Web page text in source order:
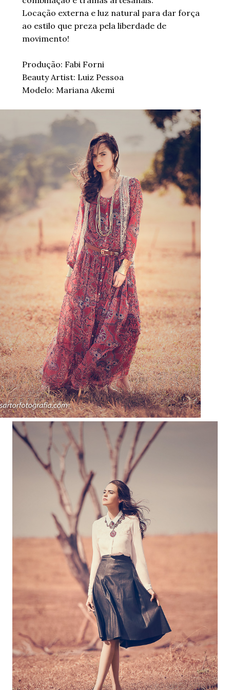
Locação externa e luz natural para dar força
ao estilo que preza pela liberdade de
movimento!
Produção: Fabi Forni
Beauty Artist: Luiz Pessoa
Modelo: Mariana Akemi